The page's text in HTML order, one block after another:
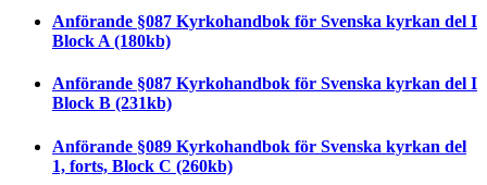
Anförande §087 Kyrkohandbok för Svenska kyrkan del I
Block A (180kb)
Anförande §087 Kyrkohandbok för Svenska kyrkan del I
Block B (231kb)
Anförande §089 Kyrkohandbok för Svenska kyrkan del
1, forts, Block C (260kb)